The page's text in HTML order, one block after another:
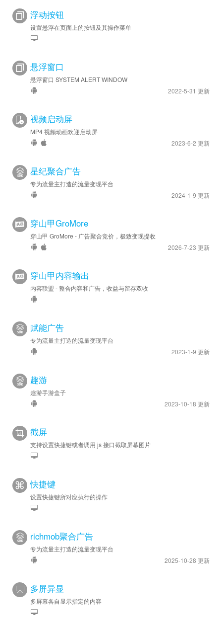
浮动按钮
设置悬浮在页面上的按钮及其操作菜单
悬浮窗口
悬浮窗口 SYSTEM ALERT WINDOW
2022-5-31 更新
视频启动屏
MP4 视频动画欢迎启动屏
2023-6-2 更新
星纪聚合广告
专为流量主打造的流量变现平台
2024-1-9 更新
穿山甲GroMore
穿山甲 GroMore - 广告聚合竞价，极致变现提收
2026-7-23 更新
穿山甲内容输出
内容联盟 - 整合内容和广告，收益与留存双收
赋能广告
专为流量主打造的流量变现平台
2023-1-9 更新
趣游
趣游手游盒子
2023-10-18 更新
截屏
支持设置快捷键或者调用 js 接口截取屏幕图片
快捷键
设置快捷键所对应执行的操作
richmob聚合广告
专为流量主打造的流量变现平台
2025-10-28 更新
多屏异显
多屏幕各自显示指定的内容